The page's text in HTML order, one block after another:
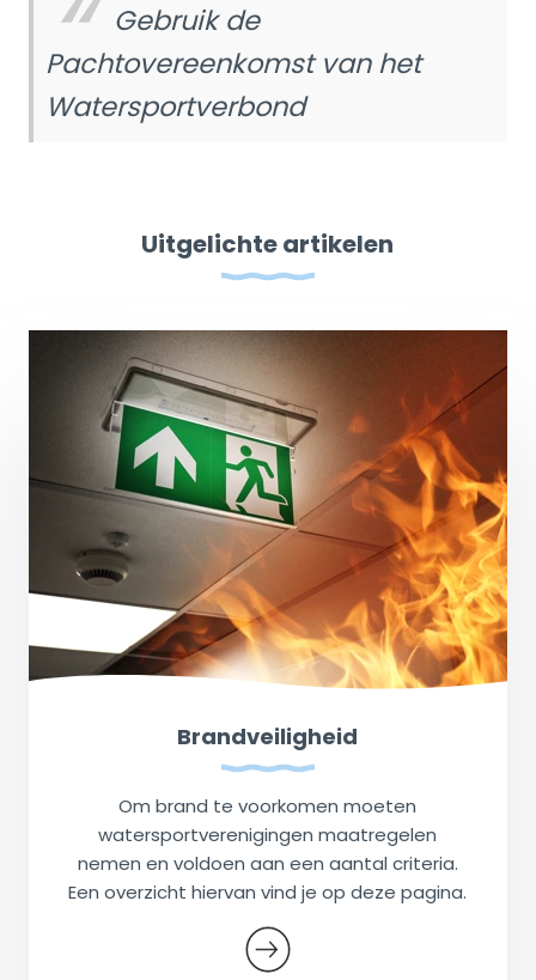
Gebruik de
Pachtovereenkomst van het
Watersportverbond
Uitgelichte artikelen
Brandveiligheid
Om brand te voorkomen moeten
watersportverenigingen maatregelen
nemen en voldoen aan een aantal criteria.
Een overzicht hiervan vind je op deze pagina.